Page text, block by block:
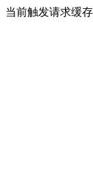
当前触发请求缓